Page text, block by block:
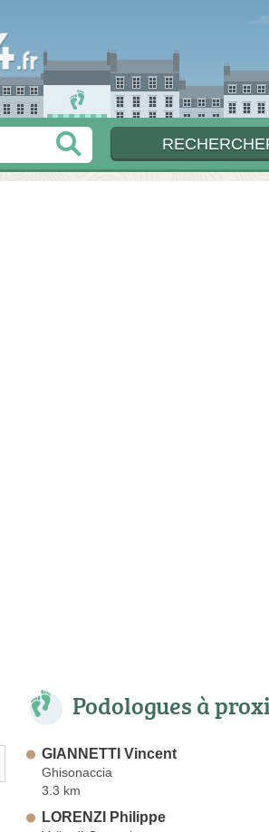
Podologues à
GIANNETTI Vincent
Ghisonaccia
3.3 km
LORENZI Philippe